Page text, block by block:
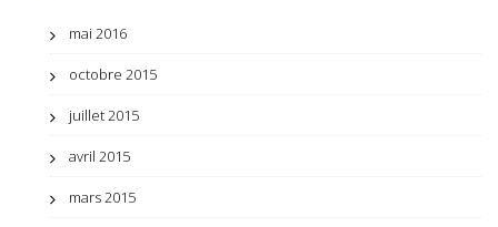
mai 2016
octobre 2015
juillet 2015
avril 2015
mars 2015